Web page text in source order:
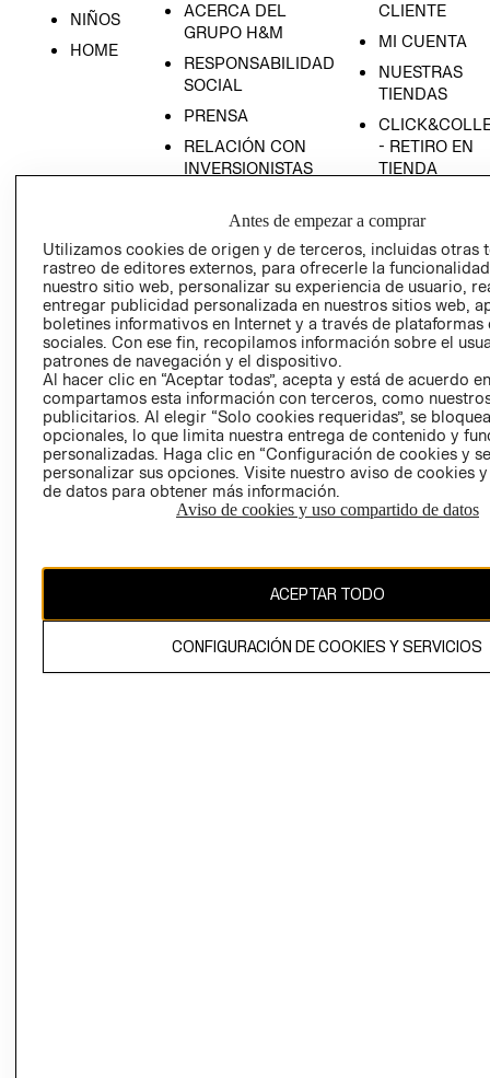
NIÑOS
HOME
ACERCA DEL
GRUPO H&M
RESPONSABILIDAD
SOCIAL
PRENSA
RELACIÓN CON
INVERSIONISTAS
EMPRESARIAL
CLIENTE
MI CUENTA
NUESTRAS
TIENDAS
- RETIRO EN
TIENDA
CONDICIONES
AVISO DE
PRIVACIDAD
GIFT CARD
AVISO DE
El contenido de esta página web está protegido por copyright y es
Antes de empezar a comprar
Utilizamos cookies de origen y de terceros, incluidas otras
rastreo de editores externos, para ofrecerle la
nuestro sitio web, personalizar su experiencia de usuario,
entregar publicidad personalizada en nuestros sitios web,
boletines informativos en Internet y a través de plataformas
sociales. Con ese fin, recopilamos información sobre el
patrones de navegación y el dispositivo.
Al hacer clic en “Aceptar todas”, acepta y está de acuerdo
compartamos esta información con terceros, como
publicitarios. Al elegir “Solo cookies requeridas”, se
opcionales, lo que limita nuestra entrega de contenido y
personalizadas. Haga clic en “Configuración de cookies y
personalizar sus opciones. Visite nuestro aviso de cookies
de datos para obtener más información.
Aviso de cookies y uso compartido de datos
ACEPTAR TODO
CONFIGURACIÓN DE COOKIES Y SERVICIOS